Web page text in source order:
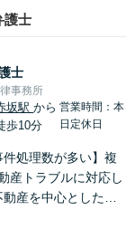
護士
士
事務所
坂駅から
歩10分
営業時間：本
日定休日
件処理数が多い】複
産トラブルに対応し
産を中心とした相